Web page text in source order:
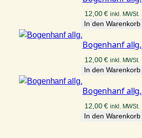
12,00€ inkl. MWSt.
In den Warenkorb
Bogenhanf allg.
12,00€ inkl. MWSt.
In den Warenkorb
Bogenhanf allg.
12,00€ inkl. MWSt.
In den Warenkorb